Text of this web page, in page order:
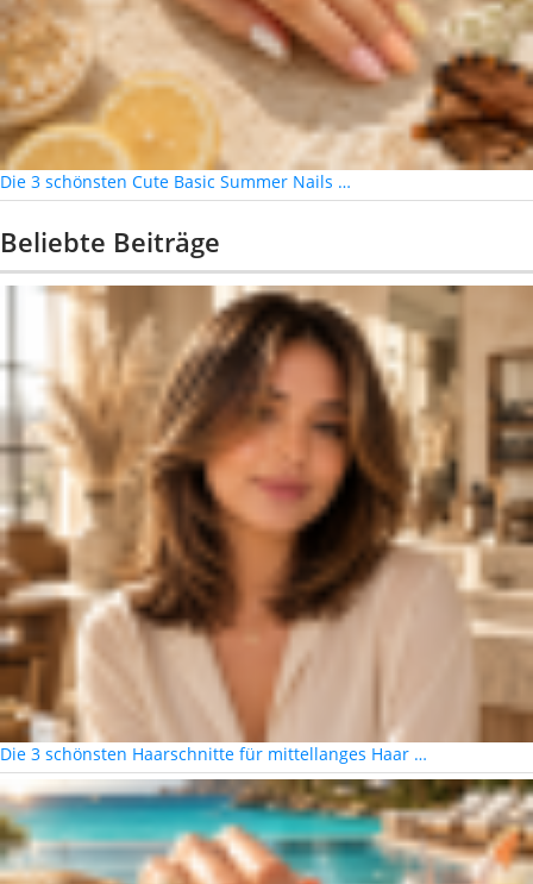
Die 3 schönsten Cute Basic Summer Nails …
Beliebte Beiträge
Die 3 schönsten Haarschnitte für mittellanges Haar …